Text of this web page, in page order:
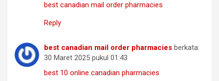
best canadian mail order pharmacies
Reply
best canadian mail order pharmacies berkata:
30 Maret 2025 pukul 01:43
best 10 online canadian pharmacies